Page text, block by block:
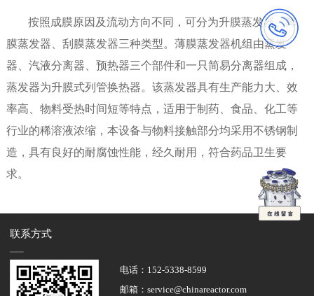
按照成膜原因及流动方向不同，可分为升膜蒸发器、降
膜蒸发器、刮膜蒸发器三种类型。薄膜蒸发器机组由蒸发
器、汽液分离器、预热器三个部件和一只简易分离器组成，
蒸发器为升膜式列管换热器。该蒸发器具有生产能力大、效
率高、物料受热时间短等特点，适用于制药、食品、化工等
行业的稀溶液浓缩，本设备与物料接触部分均采用不锈钢制
造，具有良好的耐腐蚀性能，经久耐用，符合药品卫生要
求。
联系方式
电话： 152-5338-8599
邮箱：service@chinareactor.com